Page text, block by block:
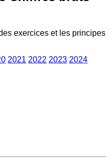
exercices et les principes
2021 2022 2023 2024